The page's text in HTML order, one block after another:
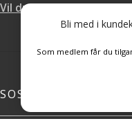
Vil du leie hos oss?
SOSIALE MEDIER
Bli med i
Som medlem får du